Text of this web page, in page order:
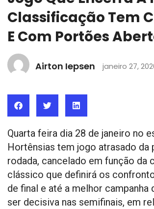
Classificação Tem
E Com Portões
Airton Iepsen janeiro 27,
Quarta feira dia 28 de janeiro no
Hortênsias tem jogo atrasado da
rodada, cancelado em função da
clássico que definirá os
de final e até a melhor campanha
ser decisiva nas semifinais, em